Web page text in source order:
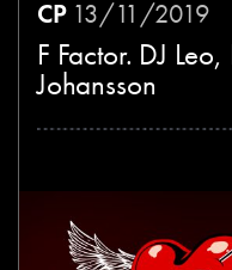
СР13/11/2019
F Factor. DJ
Johansson